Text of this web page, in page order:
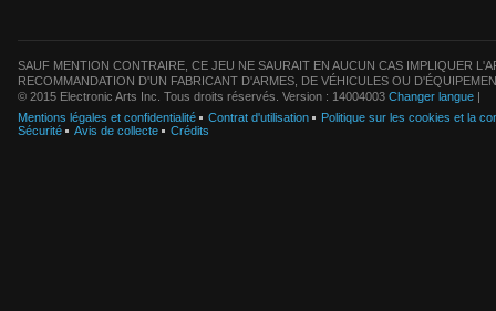
SAUF MENTION CONTRAIRE, CE JEU NE SAURAIT EN AUCUN CAS IMPLIQUER
RECOMMANDATION D'UN FABRICANT D'ARMES, DE VÉHICULES OU
© 2015 Electronic Arts Inc. Tous droits réservés. Version : 14004003 Changer langue |
Mentions légales et confidentialité
Contrat d'utilisation
Politique sur les cookies et la
Sécurité
Avis de collecte Crédits